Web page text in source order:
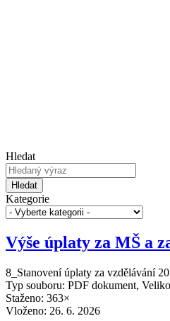
Hledat
Hledat
Kategorie
Výše úplaty za MŠ a
8_Stanovení úplaty za vzdělávání
Typ souboru: PDF dokument,
Staženo: 363×
Vloženo: 26. 6. 2026